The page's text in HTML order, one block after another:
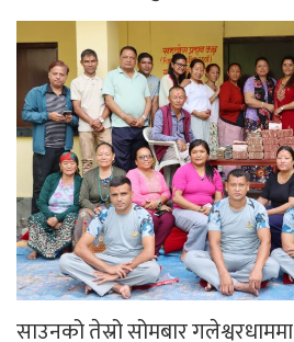
साउनको तेस्रो सोमबार गलेश्वरधाममा